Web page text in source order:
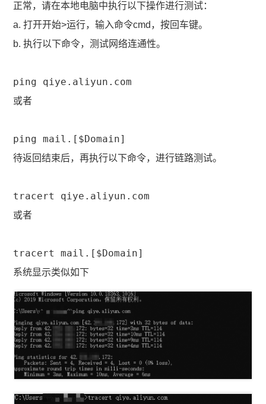
正常，请在本地电脑中执行以下操作进行测试：
a. 打开开始>运行，输入命令cmd，按回车键。
b. 执行以下命令，测试网络连通性。
ping qiye.aliyun.com
或者
ping mail.[$Domain]
待返回结束后，再执行以下命令，进行链路测试。
tracert qiye.aliyun.com
或者
tracert mail.[$Domain]
系统显示类似如下